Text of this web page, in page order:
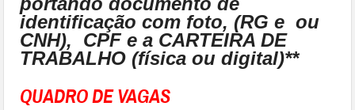
identificação com foto, (RG e ou
CNH), CPF e a CARTEIRA DE
TRABALHO (física ou digital)**
QUADRO DE VAGAS